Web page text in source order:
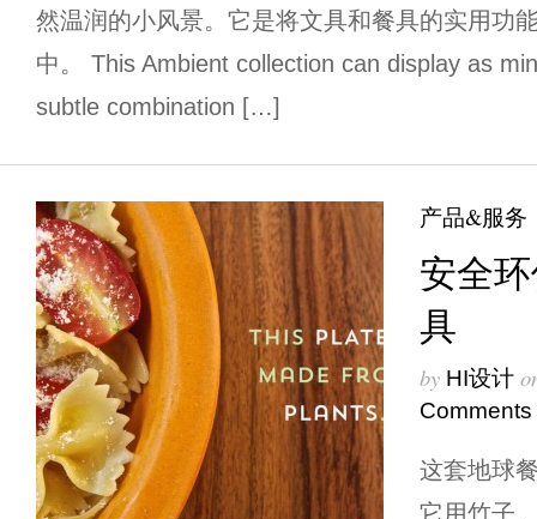
然温润的小风景。它是将文具和餐具的实用功
中。 This Ambient collection can display as
subtle combination […]
产品&服务
安全
具
by HI设计
Comments
这套地球
它用竹子